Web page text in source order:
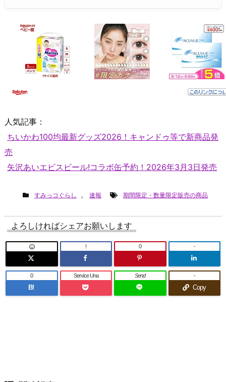
人気記事：
ちいかわ100均最新グッズ2026！キャンドゥ等で新商品発
売
矢沢あいエビスビール!コラボ缶予約！2026年3月3日発売
すみっコぐらし , 速報 期間限定・数量限定販売の商品
よろしければシェアお願いします
! 0 -
B!
0 Service Una Send
Copy
-